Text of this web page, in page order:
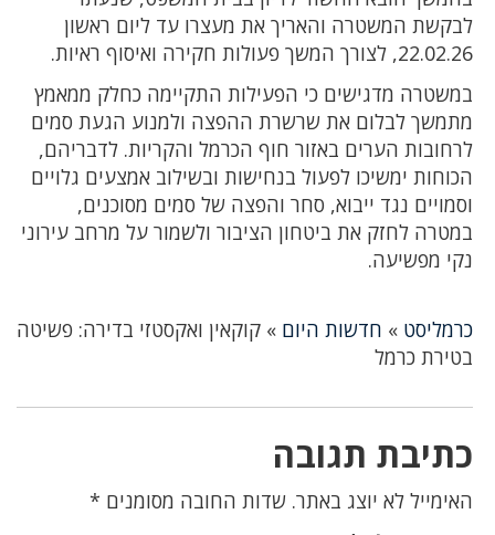
לבקשת המשטרה והאריך את מעצרו עד ליום ראשון
22.02.26, לצורך המשך פעולות חקירה ואיסוף ראיות.
במשטרה מדגישים כי הפעילות התקיימה כחלק ממאמץ
מתמשך לבלום את שרשרת ההפצה ולמנוע הגעת סמים
לרחובות הערים באזור חוף הכרמל והקריות. לדבריהם,
הכוחות ימשיכו לפעול בנחישות ובשילוב אמצעים גלויים
וסמויים נגד ייבוא, סחר והפצה של סמים מסוכנים,
במטרה לחזק את ביטחון הציבור ולשמור על מרחב עירוני
נקי מפשיעה.
כרמליסט » חדשות היום » קוקאין ואקסטזי בדירה: פשיטה
בטירת כרמל
כתיבת תגובה
האימייל לא יוצג באתר. שדות החובה מסומנים *